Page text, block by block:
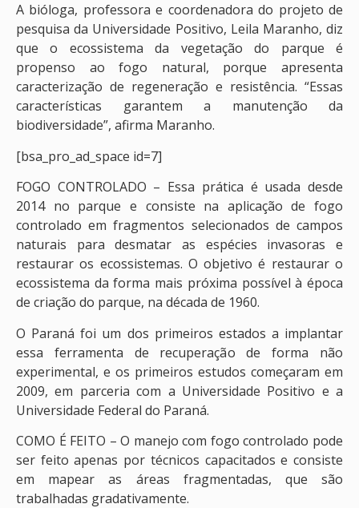
A bióloga, professora e coordenadora do projeto de
pesquisa da Universidade Positivo, Leila Maranho, diz
que o ecossistema da vegetação do parque é
propenso ao fogo natural, porque apresenta
caracterização de regeneração e resistência. “Essas
características garantem a manutenção da
biodiversidade”, afirma Maranho.
[bsa_pro_ad_space id=7]
FOGO CONTROLADO – Essa prática é usada desde
2014 no parque e consiste na aplicação de fogo
controlado em fragmentos selecionados de campos
naturais para desmatar as espécies invasoras e
restaurar os ecossistemas. O objetivo é restaurar o
ecossistema da forma mais próxima possível à época
de criação do parque, na década de 1960.
O Paraná foi um dos primeiros estados a implantar
essa ferramenta de recuperação de forma não
experimental, e os primeiros estudos começaram em
2009, em parceria com a Universidade Positivo e a
Universidade Federal do Paraná.
COMO É FEITO – O manejo com fogo controlado pode
ser feito apenas por técnicos capacitados e consiste
em mapear as áreas fragmentadas, que são
trabalhadas gradativamente.